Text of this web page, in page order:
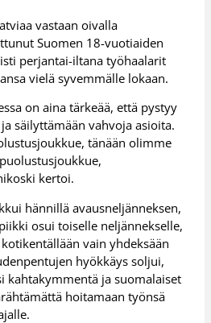
vastaan oivalla
Suomen 18-vuotiaiden
perjantai-iltana työhaalarit
vielä syvemmälle lokaan.
on aina tärkeää, että pystyy
säilyttämään vahvoja asioita.
tänään olimme
kertoi.
hännillä avausneljänneksen,
osui toiselle neljännekselle,
vain yhdeksään
hyökkäys soljui,
kahtakymmentä ja suomalaiset
hoitamaan työnsä